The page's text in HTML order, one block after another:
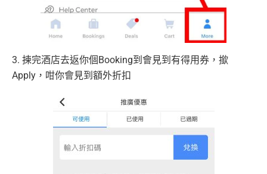
3. 揀完酒店去返你個Booking到會見到有得用券，撳
Apply，咁你會見到額外折扣